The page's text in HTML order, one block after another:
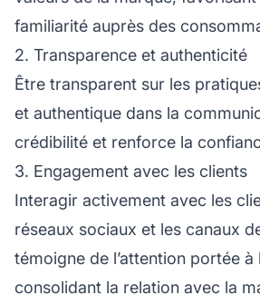
familiarité auprès des
2. Transparence et authenticité
Être transparent sur les
et authentique dans la
crédibilité et renforce la
3. Engagement avec les clients
Interagir activement avec les
réseaux sociaux et les canaux
témoigne de l’attention portée à
consolidant la relation avec la